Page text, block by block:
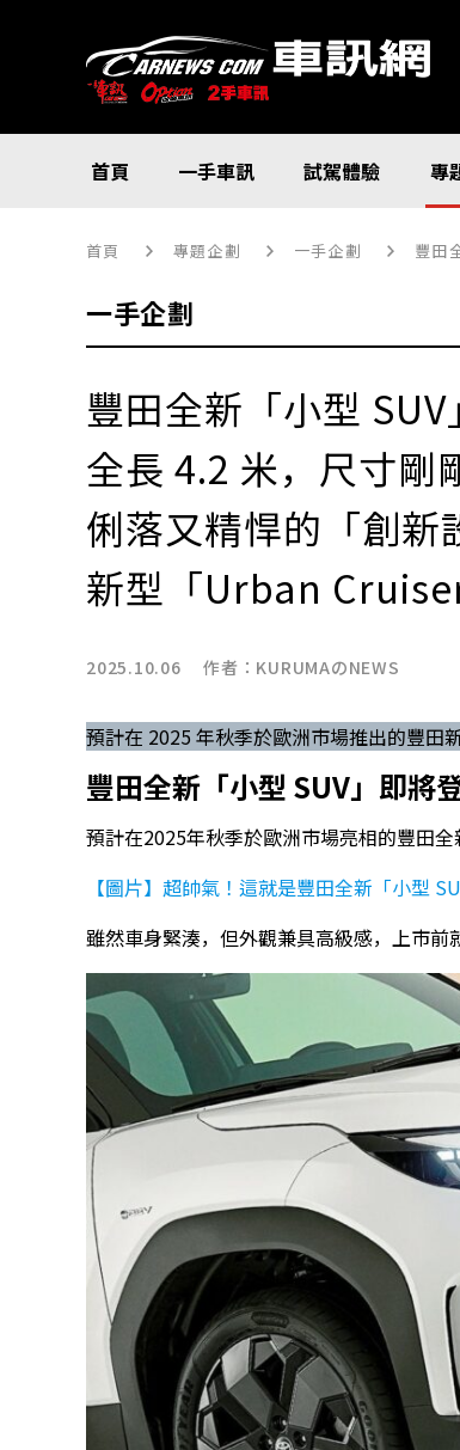
首頁 一手車訊 試駕體驗 專
首頁 專題企劃 一手企劃 豐田
一手企劃
豐田全新「小型 SUV
全長 4.2 米，尺寸剛
俐落又精悍的「創新
新型「Urban
2025.10.06 作者： KURUMAのNEWS
預計在 2025 年秋季於歐洲市場推出的豐田
豐田全新「小型 SUV」即將
預計在2025年秋季於歐洲市場亮相的豐田全
【圖片】超帥氣！這就是豐田全新「小型
雖然車身緊湊，但外觀兼具高級感，上市